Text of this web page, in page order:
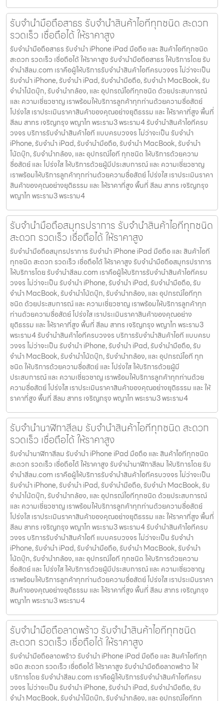
รับจำนำมือถือสาธร รับจำนำสินค้าไอทีทุกชนิด สะดวก
รวดเร็ว เชื่อถือได้ ให้ราคาสูง
รับจำนำมือถือสาธร รับจำนำ iPhone iPad มือถือ และ สินค้าไอทีทุกชนิด
สะดวก รวดเร็ว เชื่อถือได้ ให้ราคาสูง รับจำนำมือถือสาธร ให้บริการโดย รับ
จํานําสีลม.com เราคือผู้ให้บริการรับจำนำสินค้าไอทีครบวงจร ไม่ว่าจะเป็น
รับจำนำ iPhone, รับจำนำ iPad, รับจำนำมือถือ, รับจำนำ MacBook, รับ
จำนำโน้ตบุ๊ก, รับจำนำกล้อง, และ อุปกรณ์ไอทีทุกชนิด ด้วยประสบการณ์
และ ความเชี่ยวชาญ เราพร้อมให้บริการลูกค้าทุกท่านด้วยความซื่อสัตย์
โปร่งใส เราประเมินราคาสินค้าของคุณอย่างยุติธรรม และ ให้ราคาที่สูง พื้นที่
สีลม สาทร เจริญกรุง พญาไท พระราม3 พระราม4 รับจำนำสินค้าไอทีครบ
วงจร บริการรับจำนำสินค้าไอที แบบครบวงจร ไม่ว่าจะเป็น รับจำนำ
iPhone, รับจำนำ iPad, รับจำนำมือถือ, รับจำนำ MacBook, รับจำนำ
โน้ตบุ๊ก, รับจำนำกล้อง, และ อุปกรณ์ไอที ทุกชนิด ให้บริการด้วยความ
ซื่อสัตย์ และ โปร่งใส ให้บริการด้วยผู้มีประสบการณ์ และ ความเชี่ยวชาญ
เราพร้อมให้บริการลูกค้าทุกท่านด้วยความซื่อสัตย์ โปร่งใส เราประเมินราคา
สินค้าของคุณอย่างยุติธรรม และ ให้ราคาที่สูง พื้นที่ สีลม สาทร เจริญกรุง
พญาไท พระราม3 พระราม4
รับจำนำมือถือสมุทรปราการ รับจำนำสินค้าไอทีทุกชนิด
สะดวก รวดเร็ว เชื่อถือได้ ให้ราคาสูง
รับจำนำมือถือสมุทรปราการ รับจำนำ iPhone iPad มือถือ และ สินค้าไอที
ทุกชนิด สะดวก รวดเร็ว เชื่อถือได้ ให้ราคาสูง รับจำนำมือถือสมุทรปราการ
ให้บริการโดย รับจํานําสีลม.com เราคือผู้ให้บริการรับจำนำสินค้าไอทีครบ
วงจร ไม่ว่าจะเป็น รับจำนำ iPhone, รับจำนำ iPad, รับจำนำมือถือ, รับ
จำนำ MacBook, รับจำนำโน้ตบุ๊ก, รับจำนำกล้อง, และ อุปกรณ์ไอทีทุก
ชนิด ด้วยประสบการณ์ และ ความเชี่ยวชาญ เราพร้อมให้บริการลูกค้าทุก
ท่านด้วยความซื่อสัตย์ โปร่งใส เราประเมินราคาสินค้าของคุณอย่าง
ยุติธรรม และ ให้ราคาที่สูง พื้นที่ สีลม สาทร เจริญกรุง พญาไท พระราม3
พระราม4 รับจำนำสินค้าไอทีครบวงจร บริการรับจำนำสินค้าไอที แบบครบ
วงจร ไม่ว่าจะเป็น รับจำนำ iPhone, รับจำนำ iPad, รับจำนำมือถือ, รับ
จำนำ MacBook, รับจำนำโน้ตบุ๊ก, รับจำนำกล้อง, และ อุปกรณ์ไอที ทุก
ชนิด ให้บริการด้วยความซื่อสัตย์ และ โปร่งใส ให้บริการด้วยผู้มี
ประสบการณ์ และ ความเชี่ยวชาญ เราพร้อมให้บริการลูกค้าทุกท่านด้วย
ความซื่อสัตย์ โปร่งใส เราประเมินราคาสินค้าของคุณอย่างยุติธรรม และ ให้
ราคาที่สูง พื้นที่ สีลม สาทร เจริญกรุง พญาไท พระราม3 พระราม4
รับจำนำนาฬิกาสีลม รับจำนำสินค้าไอทีทุกชนิด สะดวก
รวดเร็ว เชื่อถือได้ ให้ราคาสูง
รับจำนำนาฬิกาสีลม รับจำนำ iPhone iPad มือถือ และ สินค้าไอทีทุกชนิด
สะดวก รวดเร็ว เชื่อถือได้ ให้ราคาสูง รับจำนำนาฬิกาสีลม ให้บริการโดย รับ
จํานําสีลม.com เราคือผู้ให้บริการรับจำนำสินค้าไอทีครบวงจร ไม่ว่าจะเป็น
รับจำนำ iPhone, รับจำนำ iPad, รับจำนำมือถือ, รับจำนำ MacBook, รับ
จำนำโน้ตบุ๊ก, รับจำนำกล้อง, และ อุปกรณ์ไอทีทุกชนิด ด้วยประสบการณ์
และ ความเชี่ยวชาญ เราพร้อมให้บริการลูกค้าทุกท่านด้วยความซื่อสัตย์
โปร่งใส เราประเมินราคาสินค้าของคุณอย่างยุติธรรม และ ให้ราคาที่สูง พื้นที่
สีลม สาทร เจริญกรุง พญาไท พระราม3 พระราม4 รับจำนำสินค้าไอทีครบ
วงจร บริการรับจำนำสินค้าไอที แบบครบวงจร ไม่ว่าจะเป็น รับจำนำ
iPhone, รับจำนำ iPad, รับจำนำมือถือ, รับจำนำ MacBook, รับจำนำ
โน้ตบุ๊ก, รับจำนำกล้อง, และ อุปกรณ์ไอที ทุกชนิด ให้บริการด้วยความ
ซื่อสัตย์ และ โปร่งใส ให้บริการด้วยผู้มีประสบการณ์ และ ความเชี่ยวชาญ
เราพร้อมให้บริการลูกค้าทุกท่านด้วยความซื่อสัตย์ โปร่งใส เราประเมินราคา
สินค้าของคุณอย่างยุติธรรม และ ให้ราคาที่สูง พื้นที่ สีลม สาทร เจริญกรุง
พญาไท พระราม3 พระราม4
รับจำนำมือถือลาดพร้าว รับจำนำสินค้าไอทีทุกชนิด
สะดวก รวดเร็ว เชื่อถือได้ ให้ราคาสูง
รับจำนำมือถือลาดพร้าว รับจำนำ iPhone iPad มือถือ และ สินค้าไอทีทุก
ชนิด สะดวก รวดเร็ว เชื่อถือได้ ให้ราคาสูง รับจำนำมือถือลาดพร้าว ให้
บริการโดย รับจํานําสีลม.com เราคือผู้ให้บริการรับจำนำสินค้าไอทีครบ
วงจร ไม่ว่าจะเป็น รับจำนำ iPhone, รับจำนำ iPad, รับจำนำมือถือ, รับ
จำนำ MacBook, รับจำนำโน๊ตบุ๊ก, รับจำนำกล้อง, และ อุปกรณ์ไอทีทุก